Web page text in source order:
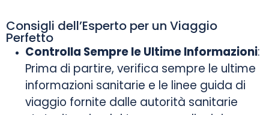
Consigli dell’Esperto per un Viaggio
Perfetto
Controlla Sempre le Ultime Informazioni:
Prima di partire, verifica sempre le ultime
informazioni sanitarie e le linee guida di
viaggio fornite dalle autorità sanitarie